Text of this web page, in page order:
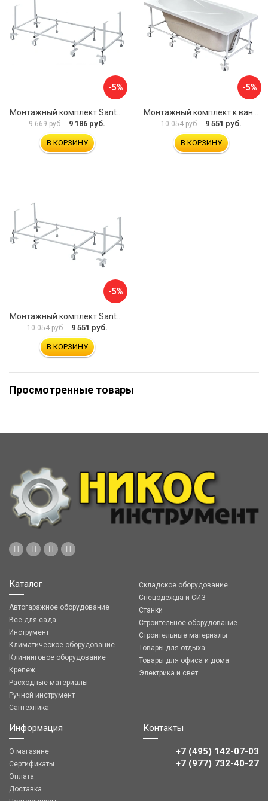
-5%
9 669 руб. 9 186 руб.
В КОРЗИНУ
-5%
10 054 руб. 9 551 руб.
В КОРЗИНУ
-5%
10 054 руб. 9 551 руб.
В КОРЗИНУ
Просмотренные товары
Каталог
Автогаражное оборудование
Все для сада
Инструмент
Климатическое оборудование
Клининговое оборудование
Крепеж
Расходные материалы
Ручной инструмент
Сантехника
Складское оборудование
Спецодежда и СИЗ
Станки
Строительное оборудование
Строительные материалы
Товары для отдыха
Товары для офиса и дома
Электрика и свет
Информация
О магазине
Сертификаты
Оплата
Доставка
Контакты
+7 (495) 142-07-03
‎‎+7 (977) 732-40-27